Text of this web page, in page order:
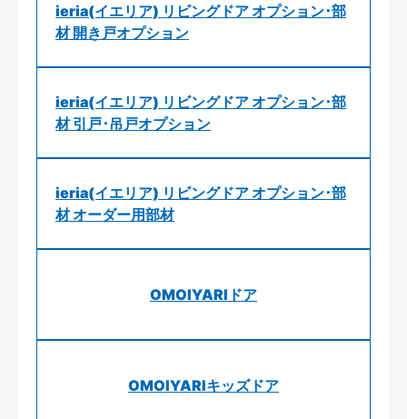
ieria(イエリア) リビングドア オプション･部
材 開き戸オプション
ieria(イエリア) リビングドア オプション･部
材 引戸･吊戸オプション
ieria(イエリア) リビングドア オプション･部
材 オーダー用部材
OMOIYARIドア
OMOIYARIキッズドア